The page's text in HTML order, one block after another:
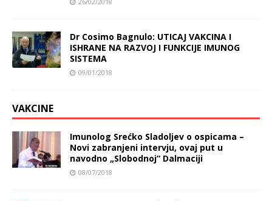
Dr Cosimo Bagnulo: UTICAJ VAKCINA I
ISHRANE NA RAZVOJ I FUNKCIJE IMUNOG
SISTEMA
09/01/2018
VAKCINE
Imunolog Srećko Sladoljev o ospicama –
Novi zabranjeni intervju, ovaj put u
navodno „Slobodnoj“ Dalmaciji
08/07/2018